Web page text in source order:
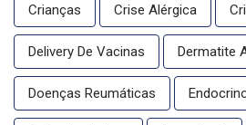
Crianças Crise Alérgica
Delivery De Vacinas Dermatite
Doenças Reumáticas